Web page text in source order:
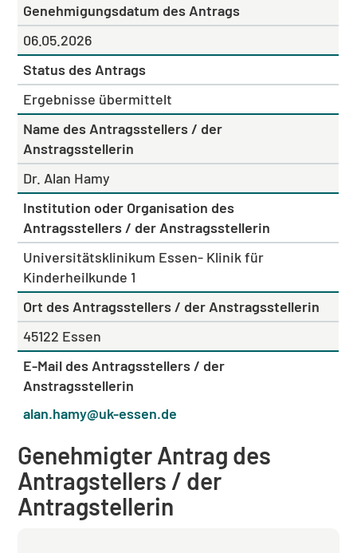
Genehmigungsdatum des Antrags
06.05.2026
Status des Antrags
Ergebnisse übermittelt
Name des Antragsstellers / der
Anstragsstellerin
Dr. Alan Hamy
Institution oder Organisation des
Antragsstellers / der Anstragsstellerin
Universitätsklinikum Essen- Klinik für
Kinderheilkunde 1
Ort des Antragsstellers / der Anstragsstellerin
45122 Essen
E-Mail des Antragsstellers / der
Anstragsstellerin
alan.hamy@uk-essen.de
Genehmigter Antrag des
Antragstellers / der
Antragstellerin